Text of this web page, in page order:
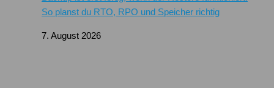
So planst du RTO, RPO und Speicher richtig
7. August 2026